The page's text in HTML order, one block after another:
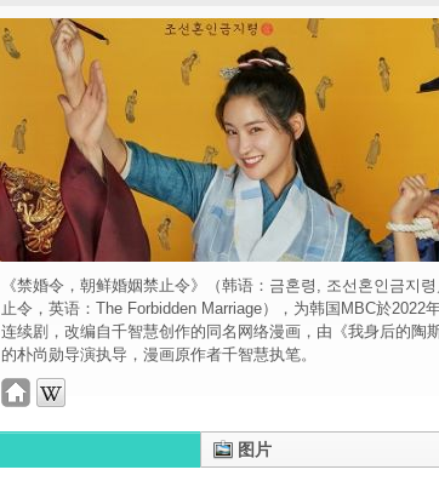
《禁婚令，朝鲜婚姻禁止令》（韩语：금혼령, 조선혼인금지
止令，英语：The Forbidden Marriage），为韩国MBC於2022
连续剧，改编自千智慧创作的同名网络漫画，由《我身后的陶
的朴尚勋导演执导，漫画原作者千智慧执笔。
图片